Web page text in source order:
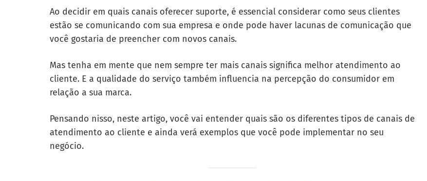
Ao decidir em quais canais oferecer suporte, é essencial considerar como seus clientes
estão se comunicando com sua empresa e onde pode haver lacunas de comunicação que
você gostaria de preencher com novos canais.
Mas tenha em mente que nem sempre ter mais canais significa melhor atendimento ao
cliente. E a qualidade do serviço também influencia na percepção do consumidor em
relação a sua marca.
Pensando nisso, neste artigo, você vai entender quais são os diferentes tipos de canais de
atendimento ao cliente e ainda verá exemplos que você pode implementar no seu
negócio.